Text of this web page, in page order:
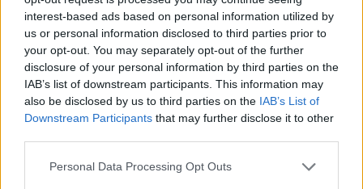
interest-based ads based on personal information utilized by
us or personal information disclosed to third parties prior to
your opt-out. You may separately opt-out of the further
disclosure of your personal information by third parties on the
IAB’s list of downstream participants. This information may
also be disclosed by us to third parties on the IAB’s List of
Downstream Participants that may further disclose it to other
Please note that this website/app uses one or more Google
Personal Data Processing Opt Outs